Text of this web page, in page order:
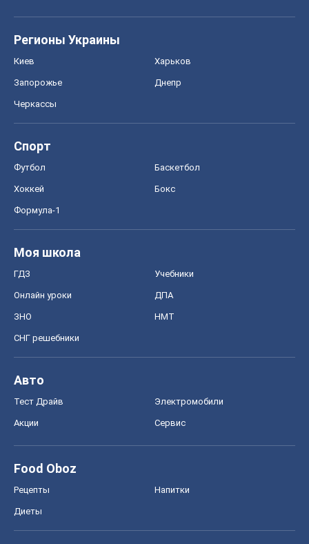
Регионы Украины
Киев Харьков
Запорожье Днепр
Черкассы
Спорт
Футбол Баскетбол
Хоккей Бокс
Формула-1
Моя школа
ГДЗ Учебники
Онлайн уроки ДПА
ЗНО НМТ
СНГ решебники
Авто
Тест Драйв Электромобили
Акции Сервис
Food Oboz
Рецепты Напитки
Диеты